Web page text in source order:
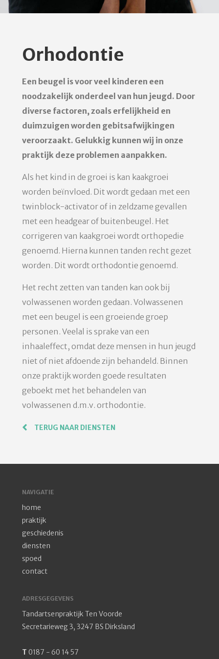
Orhodontie
Een beugel is voor veel kinderen een
noodzakelijk onderdeel van hun jeugd. Door
diverse factoren, zoals erfelijkheid en
duimzuigen worden gebitsafwijkingen
veroorzaakt. Gelukkig kunnen wij in onze
praktijk deze problemen aanpakken.
Als het kind in de groei is kan kaakgroei
worden beïnvloed. Dit wordt gedaan met een
twinblock-activator of in zeldzame gevallen
met een headgear of buitenbeugel. Het
corrigeren van kaakgroei wordt orthopedie
genoemd. Hierna kunnen tanden recht gezet
worden. Dit wordt orthodontie genoemd.
Het recht zetten van tanden kan ook bij
volwassenen worden gedaan. Volwassenen
met een beugel is een groeiende groep
personen. Veelal is sprake van een
inhaaleffect, omdat deze mensen in hun jeugd
niet of niet afdoende zijn behandeld. Binnen
onze praktijk worden goede resultaten
geboekt met het behandelen van
volwassenen d.m.v. orthodontie.
TERUG NAAR DIENSTEN
NAVIGATIE
home
praktijk
geschiedenis
diensten
spoed
contact
ADRESGEGEVENS
Tandartsenpraktijk Ten Voorde
Secretarieweg 3, 3247 BS Dirksland
T 0187 - 60 14 57